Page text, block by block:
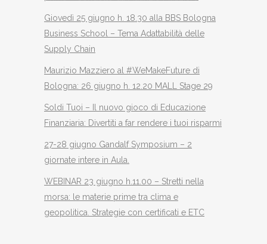
Giovedì 25 giugno h. 18.30 alla BBS Bologna
Business School – Tema Adattabilità delle
Supply Chain
Maurizio Mazziero al #WeMakeFuture di
Bologna: 26 giugno h. 12.20 MALL Stage 29
Soldi Tuoi – Il nuovo gioco di Educazione
Finanziaria: Divertiti a far rendere i tuoi risparmi
27-28 giugno Gandalf Symposium – 2
giornate intere in Aula.
WEBINAR 23 giugno h.11.00 – Stretti nella
morsa: le materie prime tra clima e
geopolitica. Strategie con certificati e ETC